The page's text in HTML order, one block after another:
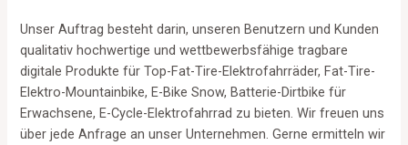
Unser Auftrag besteht darin, unseren Benutzern und Kunden
qualitativ hochwertige und wettbewerbsfähige tragbare
digitale Produkte für Top-Fat-Tire-Elektrofahrräder, Fat-Tire-
Elektro-Mountainbike, E-Bike Snow, Batterie-Dirtbike für
Erwachsene, E-Cycle-Elektrofahrrad zu bieten. Wir freuen uns
über jede Anfrage an unser Unternehmen. Gerne ermitteln wir